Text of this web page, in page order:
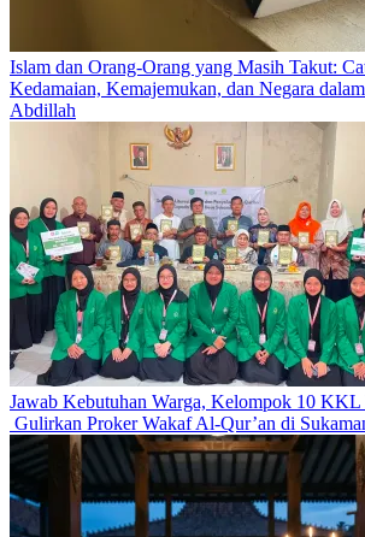
Islam dan Orang-Orang yang Masih Takut:
Kedamaian, Kemajemukan, dan Negara
Abdillah
Jawab Kebutuhan Warga, Kelompok 10 KKL
Gulirkan Proker Wakaf Al-Qur’an di